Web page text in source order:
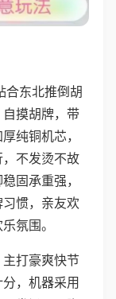
合东北推倒胡
摸胡牌，带
纯铜机芯，
不发烫不故
固承重强，
惯，亲友欢
氛围。
打豪爽快节
，机器采用